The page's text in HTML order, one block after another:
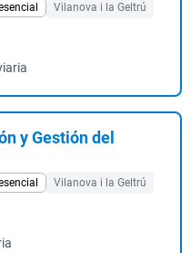
Vilanova i la Geltrú
y Gestión del
Vilanova i la Geltrú